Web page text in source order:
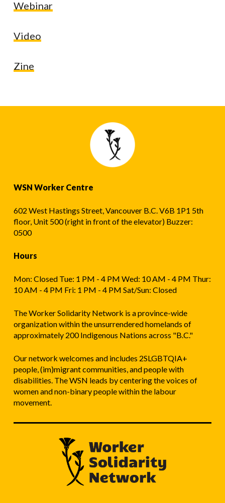
Webinar
Video
Zine
WSN Worker Centre
602 West Hastings Street, Vancouver B.C. V6B 1P1 5th
floor, Unit 500 (right in front of the elevator) Buzzer:
0500
Hours
Mon: Closed Tue: 1 PM - 4 PM Wed: 10 AM - 4 PM Thur:
10 AM - 4 PM Fri: 1 PM - 4 PM Sat/Sun: Closed
The Worker Solidarity Network is a province-wide
organization within the unsurrendered homelands of
approximately 200 Indigenous Nations across "B.C."
Our network welcomes and includes 2SLGBTQIA+
people, (im)migrant communities, and people with
disabilities. The WSN leads by centering the voices of
women and non-binary people within the labour
movement.